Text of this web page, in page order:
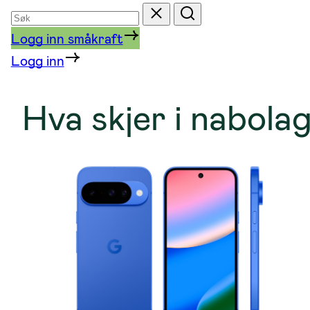
Søk
etter
Tilbakestill
Søk
Logg inn småkraft
Logg inn
Hva skjer i